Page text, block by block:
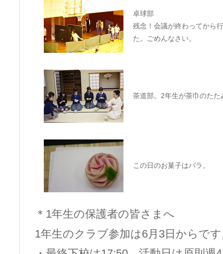
卓球部
残念！会議が終わってから
た。ごめんなさい。
茶道部。2年生が茶巾のた
この日のお菓子はバラ。
＊1年生の保護者の皆さまへ
1年生のクラブ参加は6月3日からで